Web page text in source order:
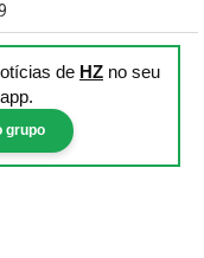
de HZ no seu
grupo